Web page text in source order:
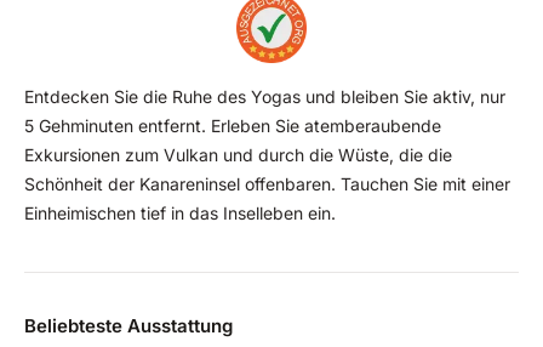
Entdecken Sie die Ruhe des Yogas und bleiben Sie aktiv, nur
5 Gehminuten entfernt. Erleben Sie atemberaubende
Exkursionen zum Vulkan und durch die Wüste, die die
Schönheit der Kanareninsel offenbaren. Tauchen Sie mit einer
Einheimischen tief in das Inselleben ein.
Beliebteste Ausstattung